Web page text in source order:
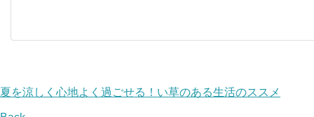
夏を涼しく心地よく過ごせる！い草のある生活のススメ